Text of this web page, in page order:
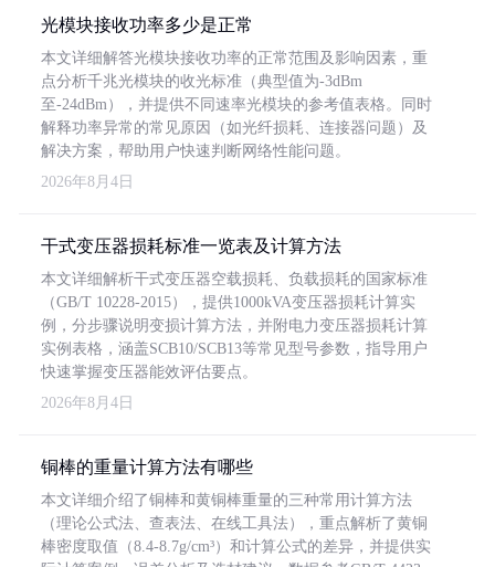
光模块接收功率多少是正常
本文详细解答光模块接收功率的正常范围及影响因素，重
点分析千兆光模块的收光标准（典型值为-3dBm
至-24dBm），并提供不同速率光模块的参考值表格。同时
解释功率异常的常见原因（如光纤损耗、连接器问题）及
解决方案，帮助用户快速判断网络性能问题。
2026年8月4日
干式变压器损耗标准一览表及计算方法
本文详细解析干式变压器空载损耗、负载损耗的国家标准
（GB/T 10228-2015），提供1000kVA变压器损耗计算实
例，分步骤说明变损计算方法，并附电力变压器损耗计算
实例表格，涵盖SCB10/SCB13等常见型号参数，指导用户
快速掌握变压器能效评估要点。
2026年8月4日
铜棒的重量计算方法有哪些
本文详细介绍了铜棒和黄铜棒重量的三种常用计算方法
（理论公式法、查表法、在线工具法），重点解析了黄铜
棒密度取值（8.4-8.7g/cm³）和计算公式的差异，并提供实